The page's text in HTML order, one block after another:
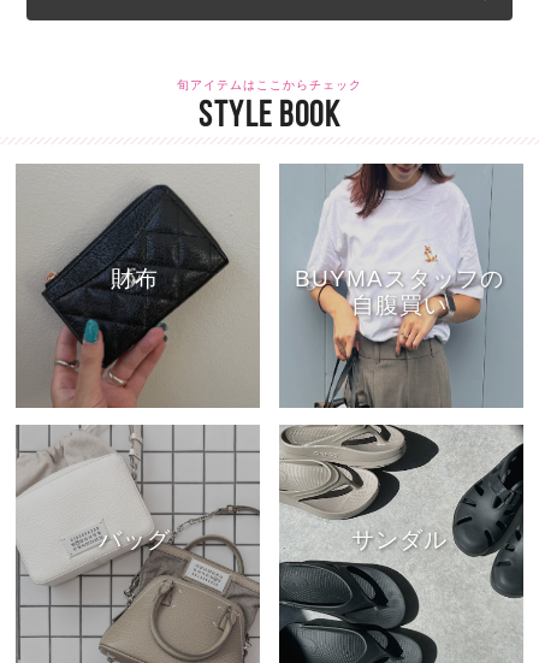
旬アイテムはここからチェック
STYLE BOOK
財布
BUYMAスタッフの
自腹買い
バッグ サンダル